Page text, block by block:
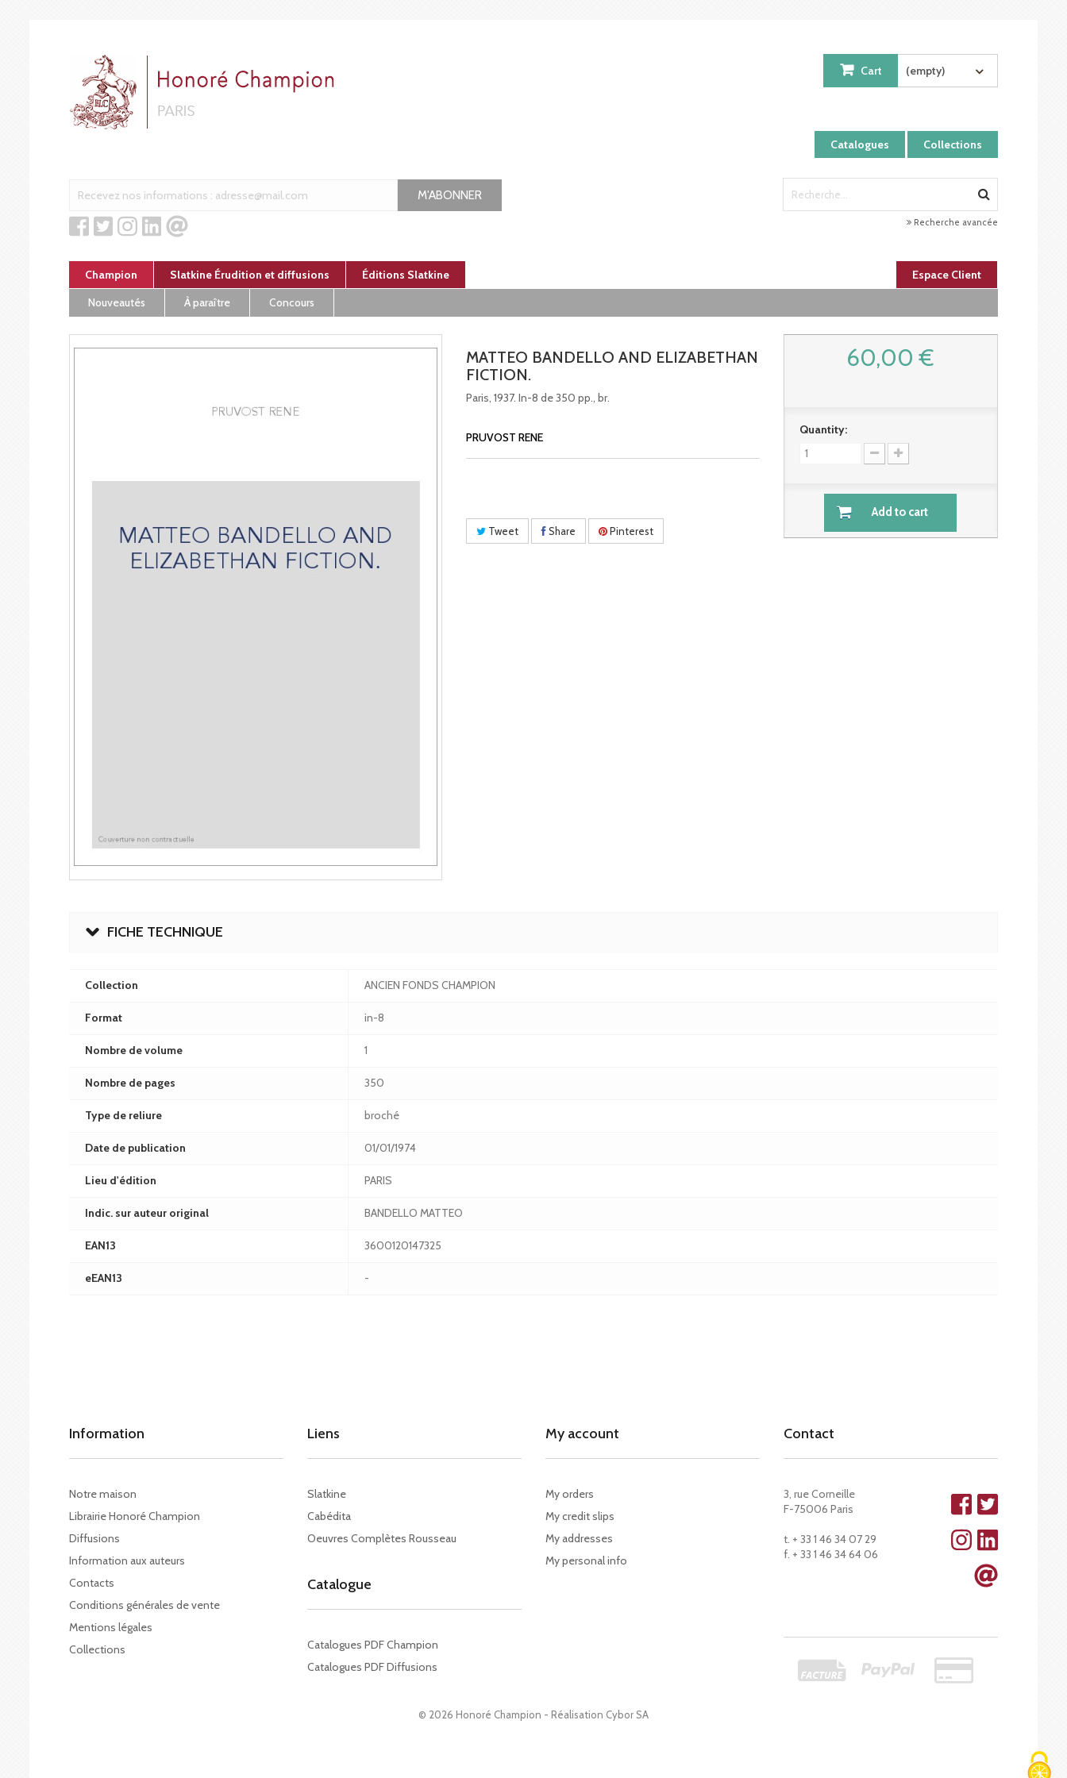
Catalogues Collections
Cart (empty)
M'ABONNER
Recherche avancée
Champion Slatkine Érudition et diffusions Éditions Slatkine
Espace Client
Nouveautés
À paraître Concours
MATTEO BANDELLO AND ELIZABETHAN
FICTION.
Paris, 1937. In-8 de 350 pp., br.
PRUVOST RENE
Tweet Share Pinterest
60,00 €
Quantity:
Add to cart
FICHE TECHNIQUE
Collection ANCIEN FONDS CHAMPION
Format in-8
Nombre de volume 1
Nombre de pages 350
Type de reliure broché
Date de publication 01/01/1974
Lieu d'édition PARIS
Indic. sur auteur original BANDELLO MATTEO
EAN13 3600120147325
eEAN13 -
Information
Notre maison
Librairie Honoré Champion
Diffusions
Information aux auteurs
Contacts
Conditions générales de vente
Mentions légales
Collections
© 2026 Honoré Champion - Réalisation Cybor SA
Liens
Slatkine
Cabédita
Oeuvres Complètes Rousseau
Catalogue
Catalogues PDF Champion
Catalogues PDF Diffusions
My account
My orders
My credit slips
My addresses
My personal info
Contact
3, rue Corneille
F-75006 Paris
t. + 33 1 46 34 07 29
f. + 33 1 46 34 64 06